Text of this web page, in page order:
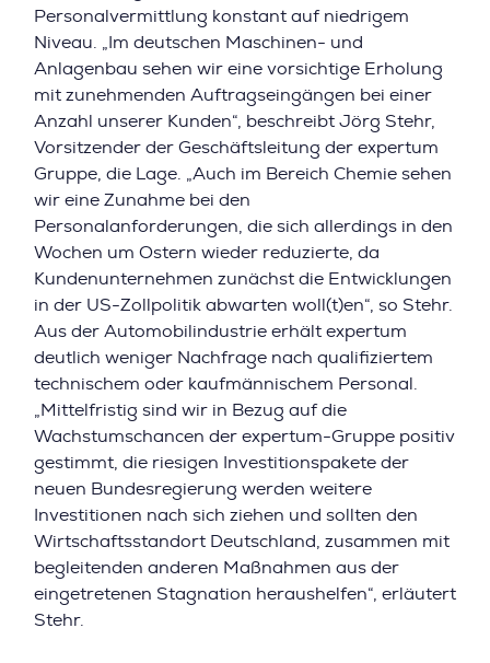
Personalvermittlung konstant auf niedrigem
Niveau. „Im deutschen Maschinen- und
Anlagenbau sehen wir eine vorsichtige Erholung
mit zunehmenden Auftragseingängen bei einer
Anzahl unserer Kunden“, beschreibt Jörg Stehr,
Vorsitzender der Geschäftsleitung der expertum
Gruppe, die Lage. „Auch im Bereich Chemie sehen
wir eine Zunahme bei den
Personalanforderungen, die sich allerdings in den
Wochen um Ostern wieder reduzierte, da
Kundenunternehmen zunächst die Entwicklungen
in der US-Zollpolitik abwarten woll(t)en“, so Stehr.
Aus der Automobilindustrie erhält expertum
deutlich weniger Nachfrage nach qualifiziertem
technischem oder kaufmännischem Personal.
„Mittelfristig sind wir in Bezug auf die
Wachstumschancen der expertum-Gruppe positiv
gestimmt, die riesigen Investitionspakete der
neuen Bundesregierung werden weitere
Investitionen nach sich ziehen und sollten den
Wirtschaftsstandort Deutschland, zusammen mit
begleitenden anderen Maßnahmen aus der
eingetretenen Stagnation heraushelfen“, erläutert
Stehr.